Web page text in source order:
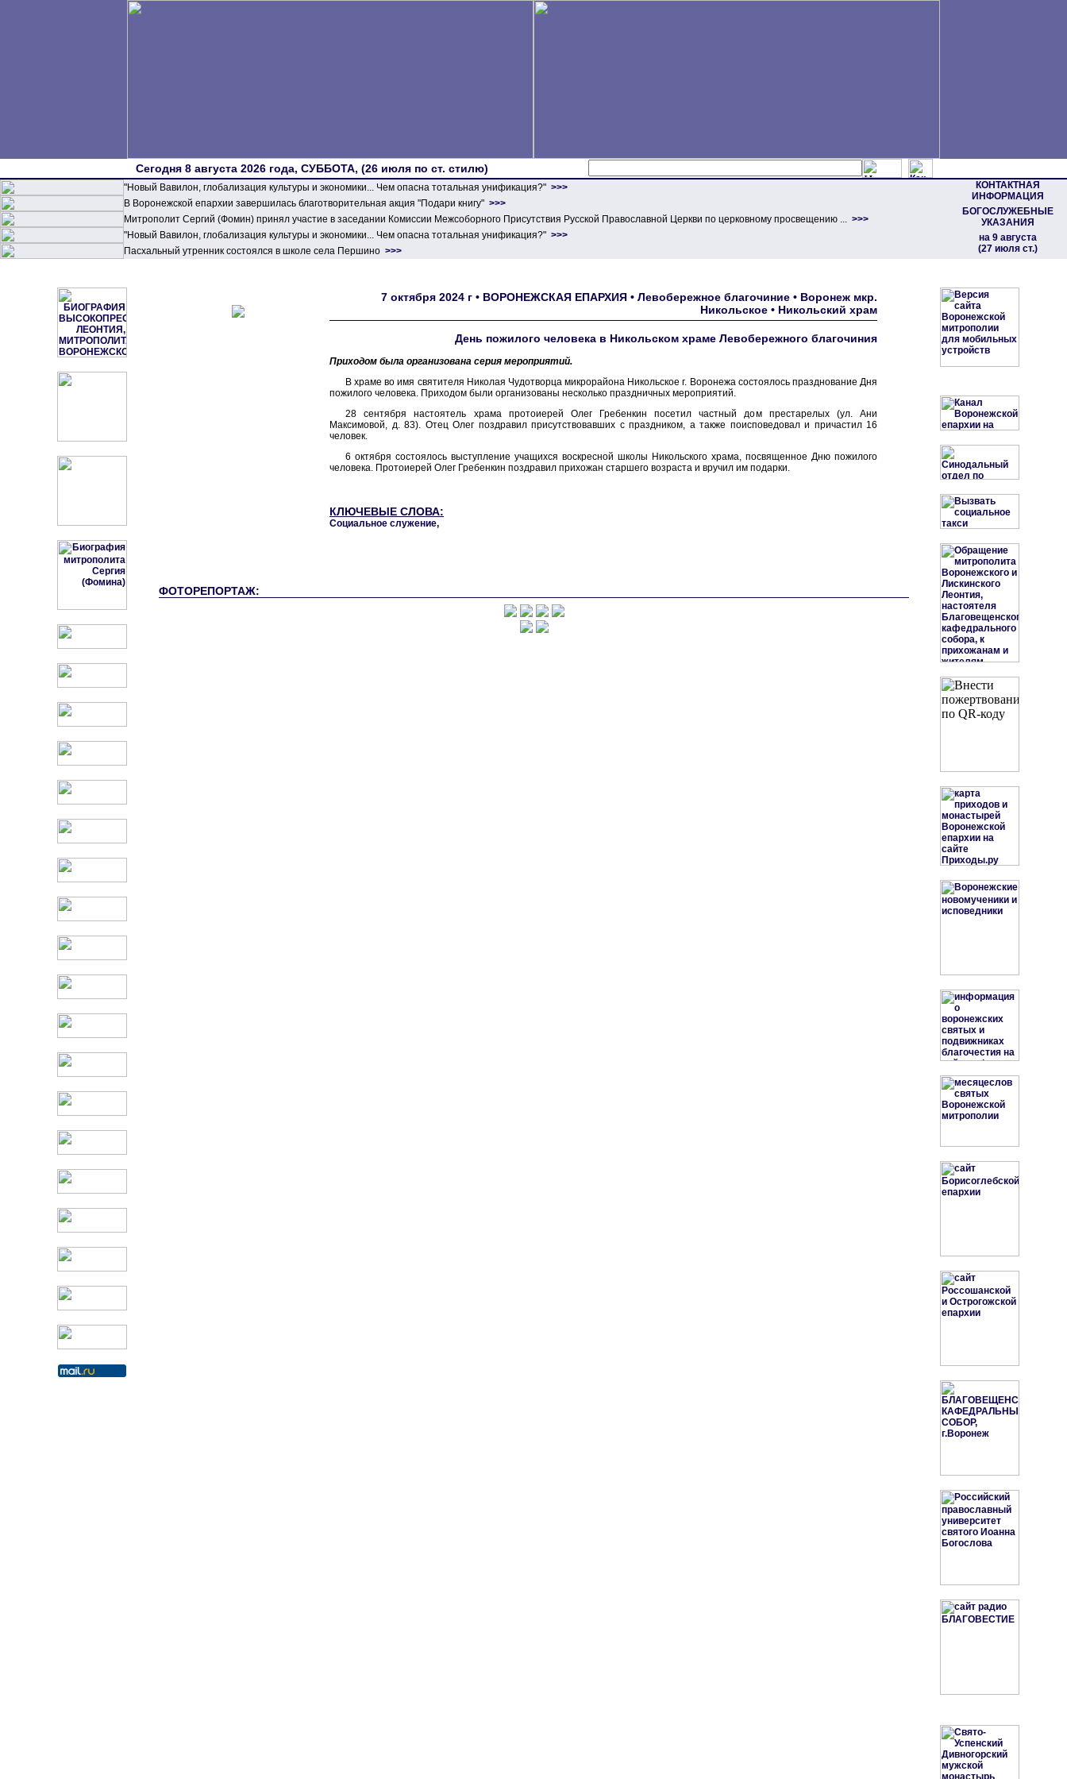
Сегодня 8 августа 2026 года, СУББОТА, (26 июля по ст. стилю)
"Новый Вавилон, глобализация культуры и экономики... Чем опасна тотальная унификация?" >>>
КОНТАКТНАЯ
ИНФОРМАЦИЯ
БОГОСЛУЖЕБНЫЕ
УКАЗАНИЯ
на 9 августа
(27 июля ст.)
В Воронежской епархии завершилась благотворительная акция "Подари книгу" >>>
Митрополит Сергий (Фомин) принял участие в заседании Комиссии Межсоборного Присутствия Русской Православной Церкви по церковному просвещению ... >>>
"Новый Вавилон, глобализация культуры и экономики... Чем опасна тотальная унификация?" >>>
Пасхальный утренник состоялся в школе села Першино >>>
7 октября 2024 г • ВОРОНЕЖСКАЯ ЕПАРХИЯ • Левобережное благочиние • Воронеж мкр.
Никольское • Никольский храм
День пожилого человека в Никольском храме Левобережного благочиния
Приходом была организована серия мероприятий.
В храме во имя святителя Николая Чудотворца микрорайона Никольское г. Воронежа состоялось празднование Дня
пожилого человека. Приходом были организованы несколько праздничных мероприятий.
28 сентября настоятель храма протоиерей Олег Гребенкин посетил частный дом престарелых (ул. Ани
Максимовой, д. 83). Отец Олег поздравил присутствовавших с праздником, а также поисповедовал и причастил 16
человек.
6 октября состоялось выступление учащихся воскресной школы Никольского храма, посвященное Дню пожилого
человека. Протоиерей Олег Гребенкин поздравил прихожан старшего возраста и вручил им подарки.
КЛЮЧЕВЫЕ СЛОВА:
Социальное служение,
ФОТОРЕПОРТАЖ: